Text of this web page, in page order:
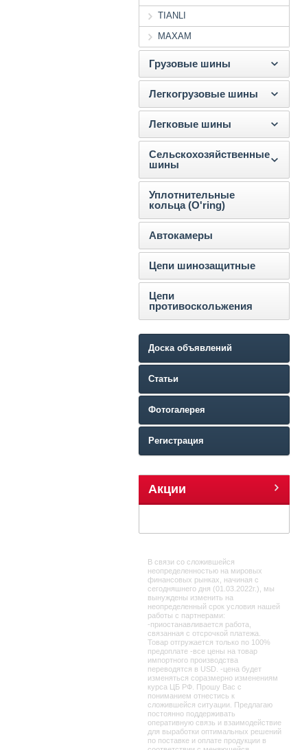
TIANLI
MAXAM
Грузовые шины
Легкогрузовые шины
Легковые шины
Сельскохозяйственные
шины
Уплотнительные
кольца (O'ring)
Автокамеры
Цепи шинозащитные
Цепи
противоскольжения
Доска объявлений
Статьи
Фотогалерея
Регистрация
Акции
В связи со сложившейся
неопределенностью на мировых
финансовых рынках, начиная с
сегодняшнего дня (01.03.2022г.), мы
вынуждены изменить на
неопределенный срок условия нашей
работы с партнерами:
-приостанавливается работа,
связанная с отсрочкой платежа.
Товар отгружается только по 100%
предоплате -все цены на товар
импортного производства
переводятся в USD. -цена будет
изменяться соразмерно изменениям
курса ЦБ РФ. Прошу Вас с
пониманием отнестись к
сложившейся ситуации. Предлагаю
постоянно поддерживать
оперативную связь и взаимодействие
для выработки оптимальных решений
по поставке и оплате продукции в